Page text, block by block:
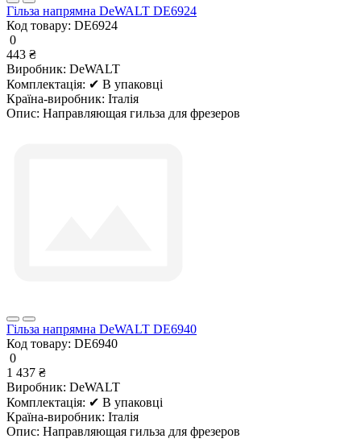
Гільза напрямна DeWALT DE6924
Код товару: DE6924
0
443 ₴
Виробник: DeWALT
Комплектація: ✔ В упаковці
Країна-виробник: Італія
Опис: Направляющая гильза для фрезеров
Гільза напрямна DeWALT DE6940
Код товару: DE6940
0
1 437 ₴
Виробник: DeWALT
Комплектація: ✔ В упаковці
Країна-виробник: Італія
Опис: Направляющая гильза для фрезеров